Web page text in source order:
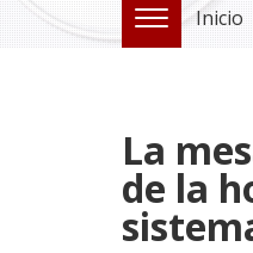
TOGGLE
Inicio
La
de la